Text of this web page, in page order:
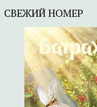
СВЕЖИЙ НОМЕР